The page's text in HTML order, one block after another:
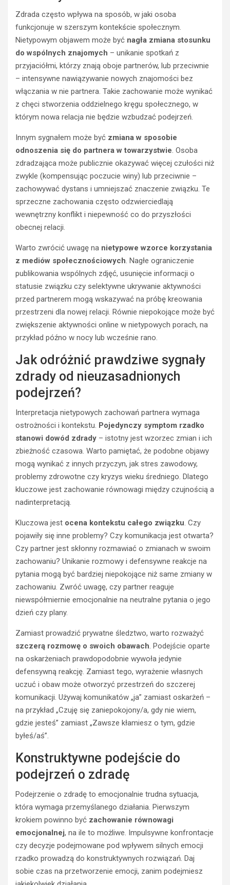
Zdrada często wpływa na sposób, w jaki osoba
funkcjonuje w szerszym kontekście społecznym.
Nietypowym objawem może być nagła zmiana stosunku
do wspólnych znajomych – unikanie spotkań z
przyjaciółmi, którzy znają oboje partnerów, lub przeciwnie
– intensywne nawiązywanie nowych znajomości bez
włączania w nie partnera. Takie zachowanie może wynikać
z chęci stworzenia oddzielnego kręgu społecznego, w
którym nowa relacja nie będzie wzbudzać podejrzeń.
Innym sygnałem może być zmiana w sposobie
odnoszenia się do partnera w towarzystwie . Osoba
zdradzająca może publicznie okazywać więcej czułości niż
zwykle (kompensując poczucie winy) lub przeciwnie –
zachowywać dystans i umniejszać znaczenie związku. Te
sprzeczne zachowania często odzwierciedlają
wewnętrzny konflikt i niepewność co do przyszłości
obecnej relacji.
Warto zwrócić uwagę na nietypowe wzorce korzystania
z mediów społecznościowych . Nagłe ograniczenie
publikowania wspólnych zdjęć, usunięcie informacji o
statusie związku czy selektywne ukrywanie aktywności
przed partnerem mogą wskazywać na próbę kreowania
przestrzeni dla nowej relacji. Równie niepokojące może być
zwiększenie aktywności online w nietypowych porach, na
przykład późno w nocy lub wcześnie rano.
Jak odróżnić prawdziwe sygnały
zdrady od nieuzasadnionych
podejrzeń?
Interpretacja nietypowych zachowań partnera wymaga
ostrożności i kontekstu. Pojedynczy symptom rzadko
stanowi dowód zdrady – istotny jest wzorzec zmian i ich
zbieżność czasowa. Warto pamiętać, że podobne objawy
mogą wynikać z innych przyczyn, jak stres zawodowy,
problemy zdrowotne czy kryzys wieku średniego. Dlatego
kluczowe jest zachowanie równowagi między czujnością a
nadinterpretacją.
Kluczowa jest ocena kontekstu całego związku . Czy
pojawiły się inne problemy? Czy komunikacja jest otwarta?
Czy partner jest skłonny rozmawiać o zmianach w swoim
zachowaniu? Unikanie rozmowy i defensywne reakcje na
pytania mogą być bardziej niepokojące niż same zmiany w
zachowaniu. Zwróć uwagę, czy partner reaguje
niewspółmiernie emocjonalnie na neutralne pytania o jego
dzień czy plany.
Zamiast prowadzić prywatne śledztwo, warto rozważyć
szczerą rozmowę o swoich obawach . Podejście oparte
na oskarżeniach prawdopodobnie wywoła jedynie
defensywną reakcję. Zamiast tego, wyrażenie własnych
uczuć i obaw może otworzyć przestrzeń do szczerej
komunikacji. Używaj komunikatów „ja” zamiast oskarżeń –
na przykład „Czuję się zaniepokojony/a, gdy nie wiem,
gdzie jesteś” zamiast „Zawsze kłamiesz o tym, gdzie
byłeś/aś”.
Konstruktywne podejście do
podejrzeń o zdradę
Podejrzenie o zdradę to emocjonalnie trudna sytuacja,
która wymaga przemyślanego działania. Pierwszym
krokiem powinno być zachowanie równowagi
emocjonalnej, na ile to możliwe. Impulsywne konfrontacje
czy decyzje podejmowane pod wpływem silnych emocji
rzadko prowadzą do konstruktywnych rozwiązań. Daj
sobie czas na przetworzenie emocji, zanim podejmiesz